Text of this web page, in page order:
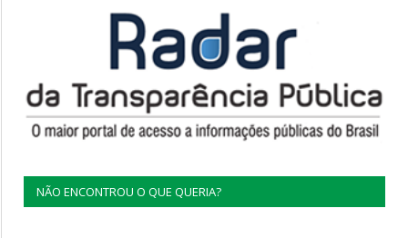
NÃO ENCONTROU O QUE QUERIA?